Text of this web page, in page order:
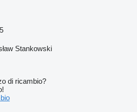
Stankowski
di ricambio?